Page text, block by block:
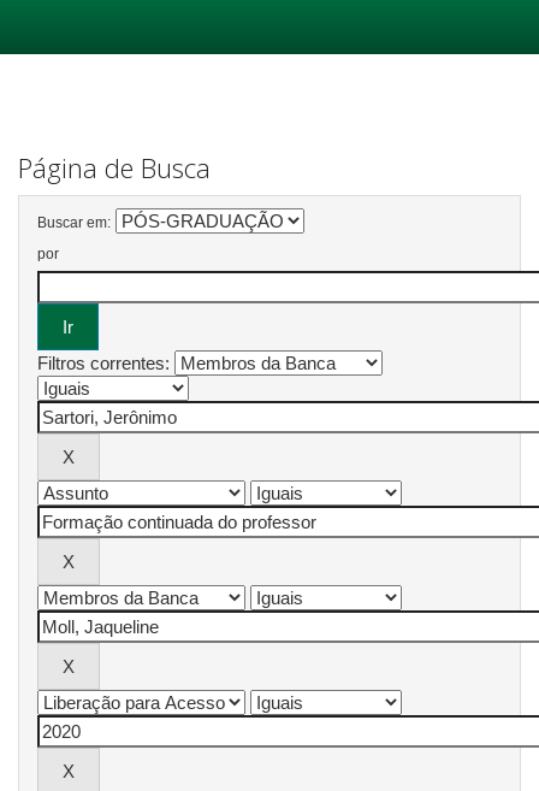
Página de Busca
Buscar em:
por
Filtros correntes: